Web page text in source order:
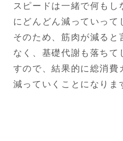
スピードは一緒で何もし
にどんどん減っていって
そのため、筋肉が減ると
なく、基礎代謝も落ちて
すので、結果的に総消費
減っていくことになりま